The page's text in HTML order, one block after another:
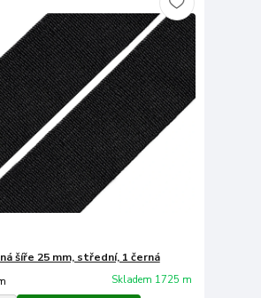
šíře 25 mm, střední, 1 černá
Skladem 1725 m